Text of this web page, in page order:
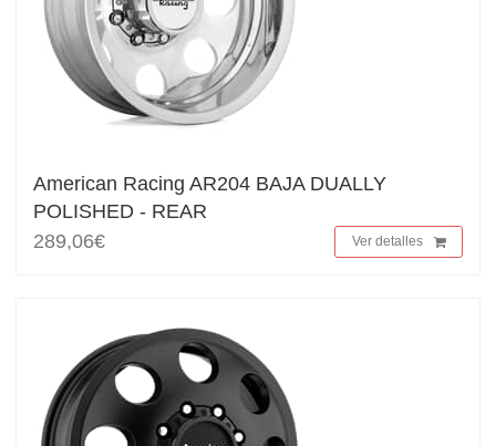
American Racing AR204 BAJA DUALLY
POLISHED - REAR
289,06€
Ver detalles